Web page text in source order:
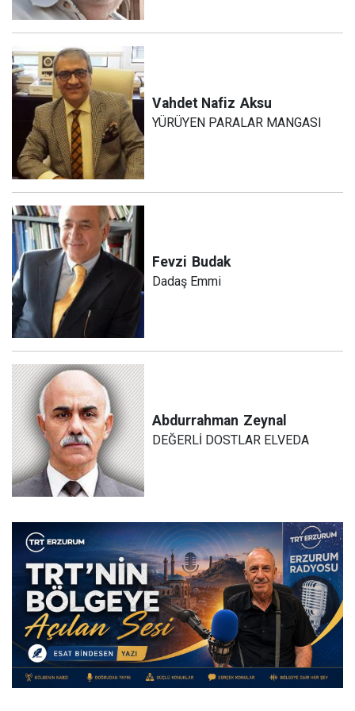
Vahdet Nafiz Aksu
YÜRÜYEN PARALAR MANGASI
Fevzi Budak
Dadaş Emmi
Abdurrahman Zeynal
DEĞERLİ DOSTLAR ELVEDA